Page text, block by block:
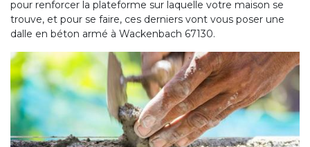
pour renforcer la plateforme sur laquelle votre maison se
trouve, et pour se faire, ces derniers vont vous poser une
dalle en béton armé à Wackenbach 67130.